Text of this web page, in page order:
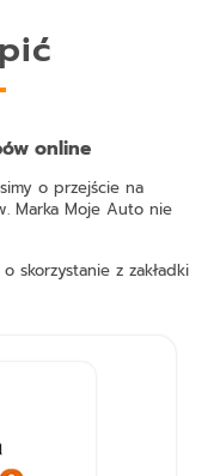
online
o przejście na
Marka Moje Auto nie
skorzystanie z zakładki